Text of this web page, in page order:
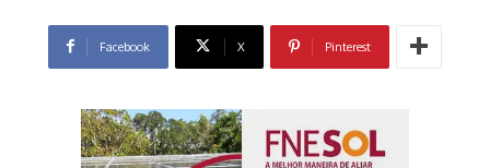
Facebook X Pinterest